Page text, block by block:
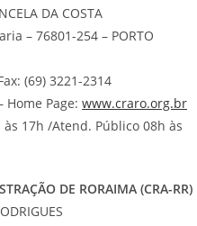
DA COSTA
– 76801-254 – PORTO
(69) 3221-2314
Page: www.craro.org.br
17h /Atend. Público 08h às
DE RORAIMA (CRA-RR)